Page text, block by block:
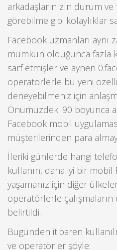
arkadaşlarınızın durum ve
görebilme gibi kolaylıklar
Facebook uzmanları aynı
mümkün olduğunca fazla
sarf etmişler ve aynen
operatörlerle bu yeni
deneyebilmeniz için
Önümüzdeki 90 boyunca
Facebook mobil
müşterilerinden para
İleriki günlerde hangi
kullanın, daha iyi bir mobil
yaşamanız için diğer
operatörlerle çalışmaların
belirtildi.
Bugünden itibaren
ve operatörler şöyle: